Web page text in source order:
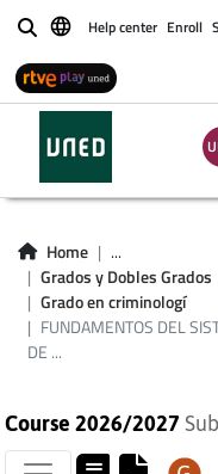
BuscarHelp center Enroll
Home
...
Grados y Dobles Grados
Grado en criminologí
FUNDAMENTOS DEL
DE ...
PENAL
Course 2026/2027